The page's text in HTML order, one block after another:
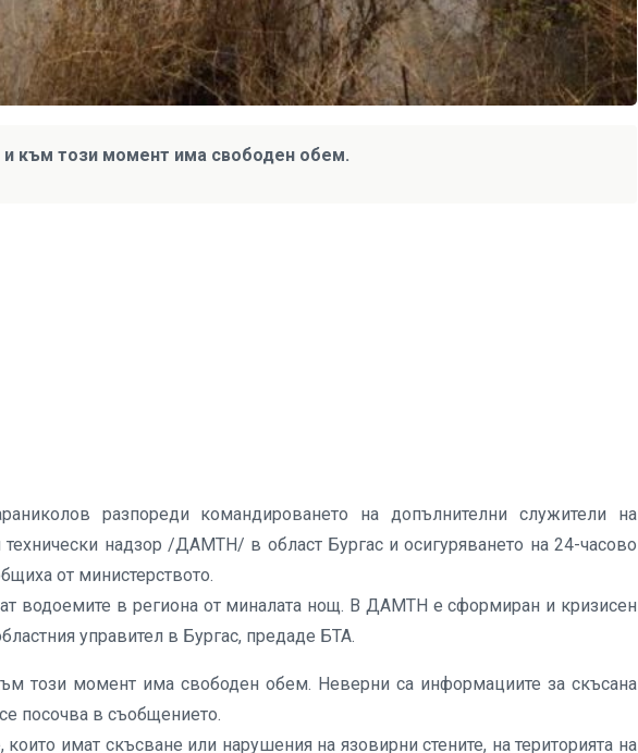
и към този момент има свободен обем.
разпореди командироването на допълнителни служители на
надзор /ДАМТН/ в област Бургас и осигуряването на 24-часово
от министерството.
водоемите в региона от миналата нощ. В ДАМТН е сформиран и кризисен
управител в Бургас, предаде БТА.
този момент има свободен обем. Неверни са информациите за скъсана
посочва в съобщението.
имат скъсване или нарушения на язовирни стените, на територията на